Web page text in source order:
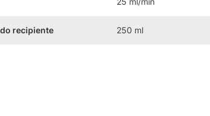
recipiente 250 ml